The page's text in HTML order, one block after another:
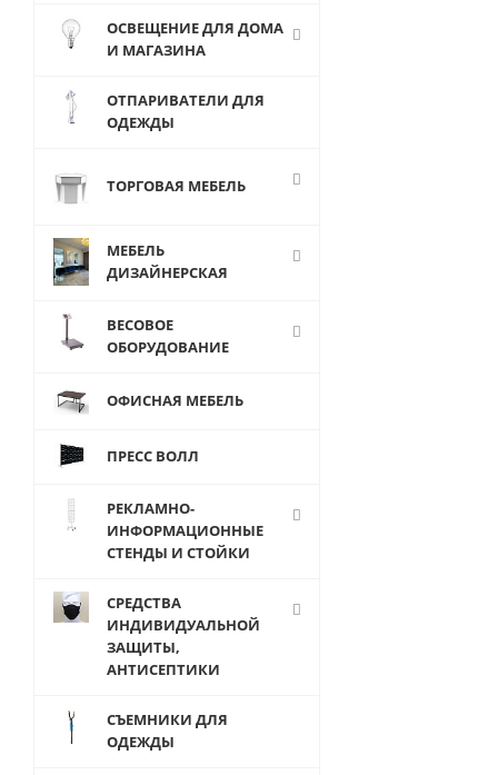
ОСВЕЩЕНИЕ ДЛЯ ДОМА
И МАГАЗИНА
ОТПАРИВАТЕЛИ ДЛЯ
ОДЕЖДЫ
ТОРГОВАЯ МЕБЕЛЬ
МЕБЕЛЬ
ДИЗАЙНЕРСКАЯ
ВЕСОВОЕ
ОБОРУДОВАНИЕ
ОФИСНАЯ МЕБЕЛЬ
ПРЕСС ВОЛЛ
РЕКЛАМНО-
ИНФОРМАЦИОННЫЕ
СТЕНДЫ И СТОЙКИ
СРЕДСТВА
ИНДИВИДУАЛЬНОЙ
ЗАЩИТЫ,
АНТИСЕПТИКИ
СЪЕМНИКИ ДЛЯ
ОДЕЖДЫ